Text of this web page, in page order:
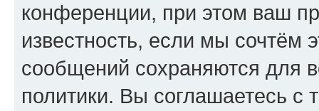
конференции, при этом ваш
известность, если мы сочтём
сообщений сохраняются для
политики. Вы соглашаетесь